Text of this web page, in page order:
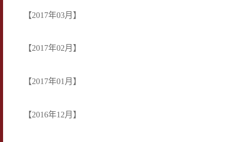
【2017年03月】
【2017年02月】
【2017年01月】
【2016年12月】